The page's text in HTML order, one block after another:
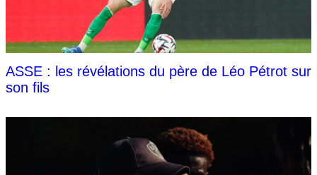
ASSE : les révélations du père de Léo Pétrot sur
son fils